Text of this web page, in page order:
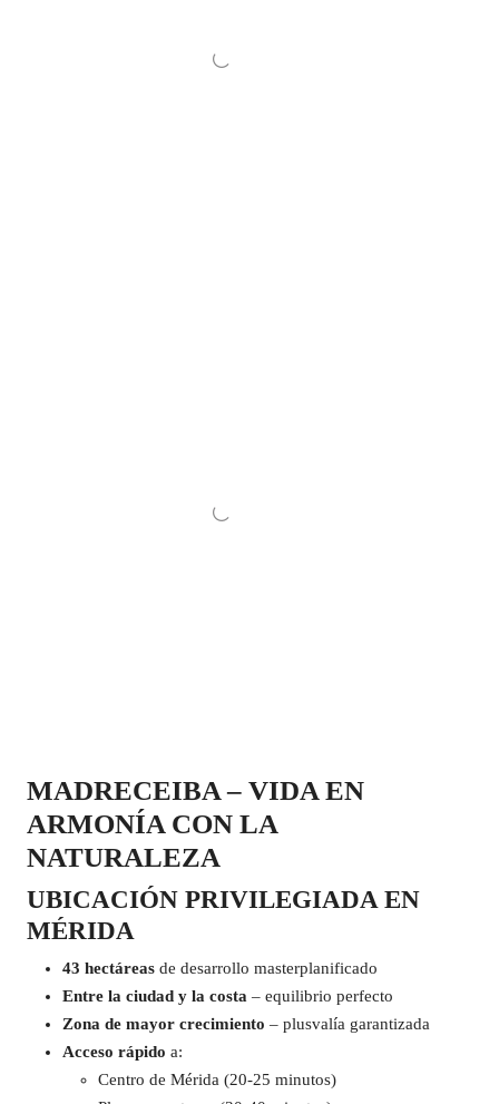
MADRECEIBA – VIDA EN
ARMONÍA CON LA
NATURALEZA
UBICACIÓN PRIVILEGIADA EN
MÉRIDA
43 hectáreas de desarrollo masterplanificado
Entre la ciudad y la costa – equilibrio perfecto
Zona de mayor crecimiento – plusvalía garantizada
Acceso rápido a:
Centro de Mérida (20-25 minutos)